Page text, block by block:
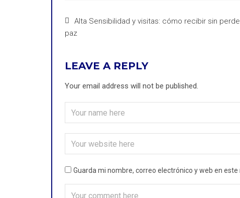
Alta Sensibilidad y visitas: cómo recibir sin
paz
LEAVE A REPLY
Your email address will not be published.
Guarda mi nombre, correo electrónico y web en